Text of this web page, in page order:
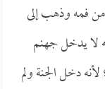
فمه وذهب إلى
لا يدخل جهنم
دخل الجنة ولم